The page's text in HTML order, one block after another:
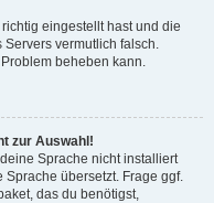
eingestellt hast und die
Servers vermutlich falsch.
beheben kann.
zur Auswahl!
Sprache nicht installiert
übersetzt. Frage ggf.
das du benötigst,